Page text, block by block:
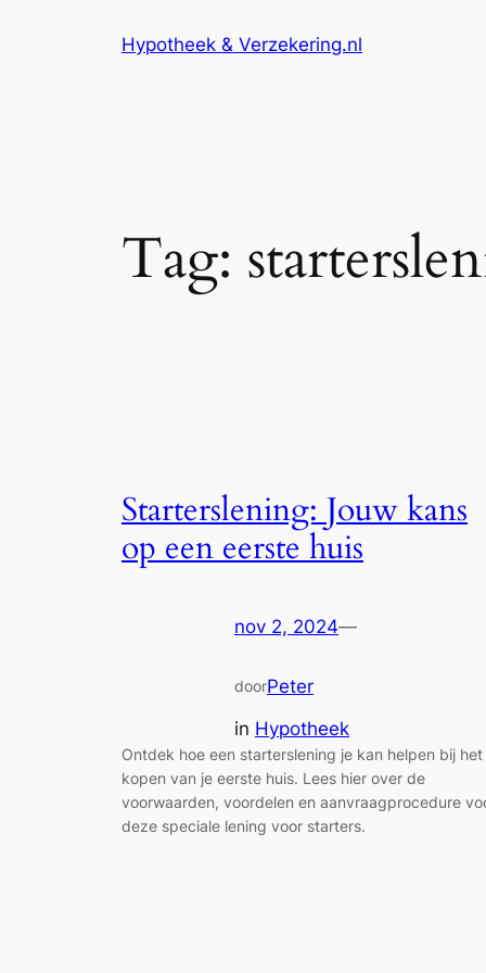
Hypotheek & Verzekering.nl
Tag:
Starterslening: Jouw kans
op een eerste huis
nov 2, 2024—
doorPeter
in Hypotheek
Ontdek hoe een starterslening je kan helpen bij het
kopen van je eerste huis. Lees hier over de
voorwaarden, voordelen en aanvraagprocedure
deze speciale lening voor starters.